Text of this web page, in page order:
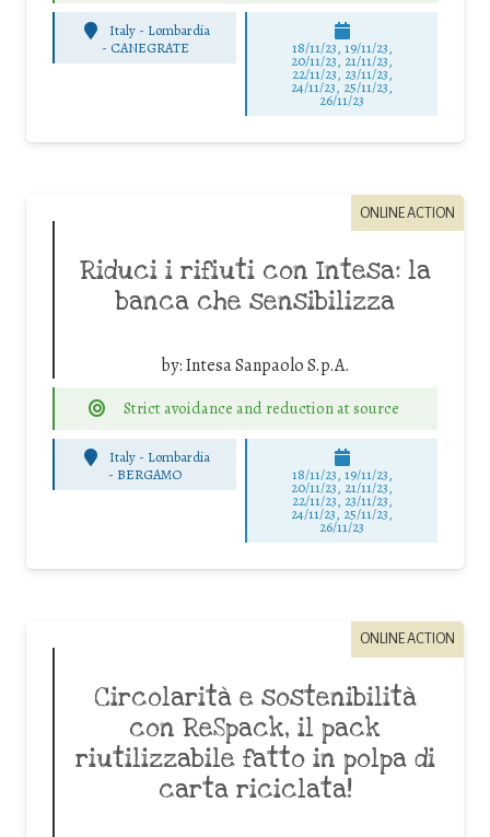
Italy - Lombardia
- CANEGRATE 18/11/23, 19/11/23,
20/11/23, 21/11/23,
22/11/23, 23/11/23,
24/11/23, 25/11/23,
26/11/23
ONLINE ACTION
Riduci i rifiuti con Intesa: la
banca che sensibilizza
by:Intesa Sanpaolo S.p.A.
Strict avoidance and reduction at source
Italy - Lombardia
- BERGAMO 18/11/23, 19/11/23,
20/11/23, 21/11/23,
22/11/23, 23/11/23,
24/11/23, 25/11/23,
26/11/23
ONLINE ACTION
Circolarità e sostenibilità
con ReSpack, il pack
riutilizzabile fatto in polpa di
carta riciclata!